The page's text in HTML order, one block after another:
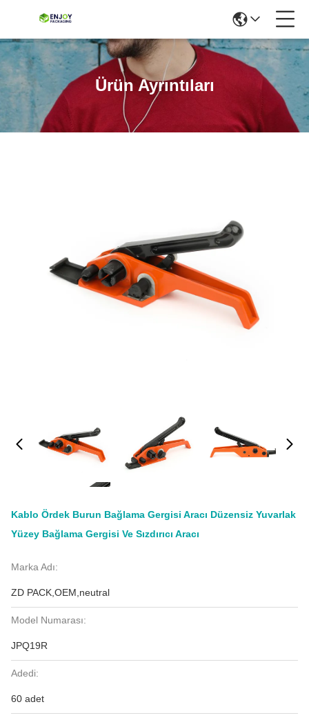
Ürün Ayrıntıları
Kablo Ördek Burun Bağlama Gergisi Aracı Düzensiz Yuvarlak
Yüzey Bağlama Gergisi Ve Sızdırıcı Aracı
Marka Adı:
ZD PACK,OEM,neutral
Model Numarası:
JPQ19R
Adedi:
60 adet